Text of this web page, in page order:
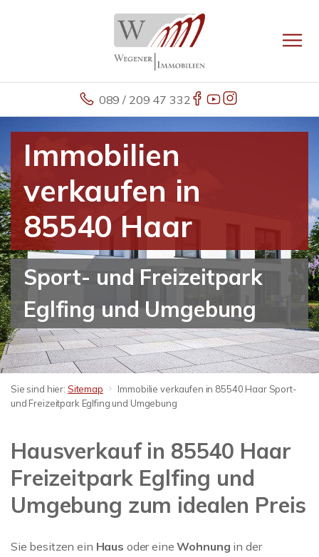
089 / 209 47 332
Immobilien
verkaufen in
85540 Haar
Sport- und Freizeitpark
Eglfing und Umgebung
Sie sind hier: Sitemap
Immobilie verkaufen in 85540 Haar Sport-
und Freizeitpark Eglfing und Umgebung
Hausverkauf in 85540 Haar
Freizeitpark Eglfing und
Umgebung zum idealen Preis
Sie besitzen ein Haus oder eineWohnung in der